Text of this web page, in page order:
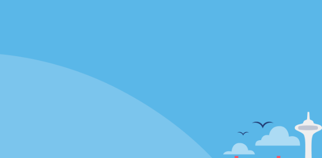
Seitenübersicht
Datenschutzoptionen
Impressum